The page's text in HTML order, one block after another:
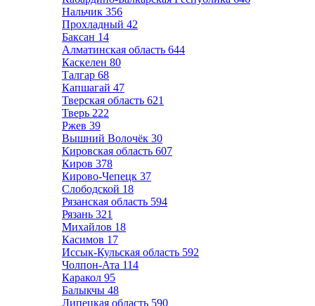
Нальчик 356
Прохладный 42
Баксан 14
Алматинская область 644
Каскелен 80
Талгар 68
Капшагай 47
Тверская область 621
Тверь 222
Ржев 39
Вышний Волочёк 30
Кировская область 607
Киров 378
Кирово-Чепецк 37
Слободской 18
Рязанская область 594
Рязань 321
Михайлов 18
Касимов 17
Иссык-Кульская область 592
Чолпон-Ата 114
Каракол 95
Балыкчы 48
Липецкая область 590